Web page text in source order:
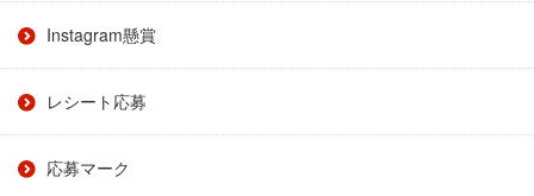
Instagram懸賞
レシート応募
応募マーク